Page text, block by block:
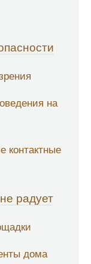
на
контактные
радует
дома